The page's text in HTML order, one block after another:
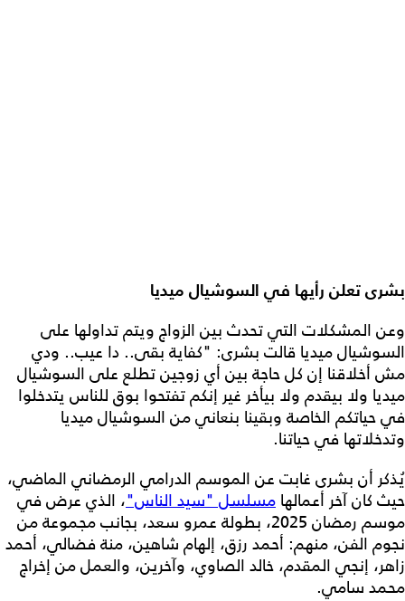
بشرى تعلن رأيها في السوشيال ميديا
وعن المشكلات التي تحدث بين الزواج ويتم تداولها على
السوشيال ميديا قالت بشرى: "كفاية بقى.. دا عيب.. ودي
مش أخلاقنا إن كل حاجة بين أي زوجين تطلع على السوشيال
ميديا ولا بيقدم ولا بيأخر غير إنكم تفتحوا بوق للناس يتدخلوا
في حياتكم الخاصة وبقينا بنعاني من السوشيال ميديا
وتدخلاتها في حياتنا.
يُذكر أن بشرى غابت عن الموسم الدرامي الرمضاني الماضي،
حيث كان آخر أعمالها مسلسل "سيد الناس"، الذي عرض في
موسم رمضان 2025، بطولة عمرو سعد، بجانب مجموعة من
نجوم الفن، منهم: أحمد رزق، إلهام شاهين، منة فضالي، أحمد
زاهر، إنجي المقدم، خالد الصاوي، وآخرين، والعمل من إخراج
محمد سامي.